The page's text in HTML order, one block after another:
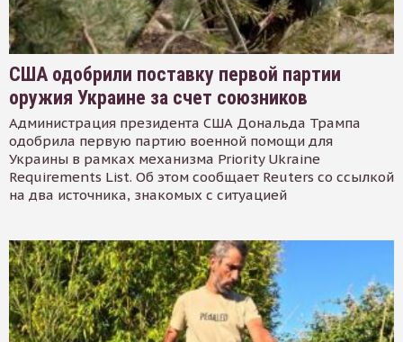
США одобрили поставку первой партии
оружия Украине за счет союзников
Администрация президента США Дональда Трампа
одобрила первую партию военной помощи для
Украины в рамках механизма Priority Ukraine
Requirements List. Об этом сообщает Reuters со ссылкой
на два источника, знакомых с ситуацией